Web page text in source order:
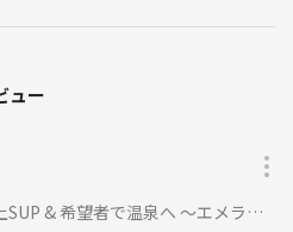
ュー
へ 〜エメラルドのに輝く穏やかな湖上なので初心者歓迎！〜に参加